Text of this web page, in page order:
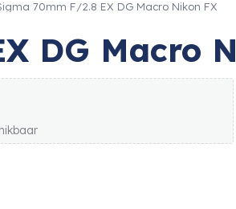
70mm F/2.8 EX DG Macro Nikon FX
DG Macro